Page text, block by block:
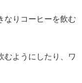
なりコーヒーを飲む
むようにしたり、ワ